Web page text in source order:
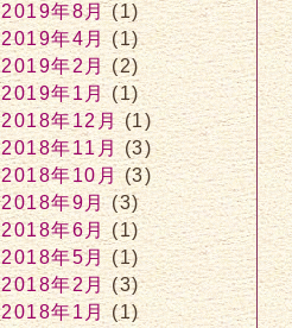
2019年8月(1)
2019年4月(1)
2019年2月(2)
2019年1月(1)
2018年12月(1)
2018年11月(3)
2018年10月(3)
2018年9月(3)
2018年6月(1)
2018年5月(1)
2018年2月(3)
2018年1月(1)